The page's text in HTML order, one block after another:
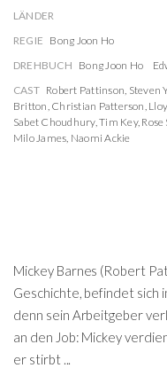
LÄNDER
REGIE Bong Joon Ho
DREHBUCH Bong Joon Ho
CAST Robert Pattinson, Steven
Britton, Christian Patterson,
Sabet Choudhury,Tim Key,
Milo James, Naomi Ackie
Mickey Barnes (Robert
Geschichte, befindet sich
denn sein Arbeitgeber
an den Job: Mickey
er stirbt ...